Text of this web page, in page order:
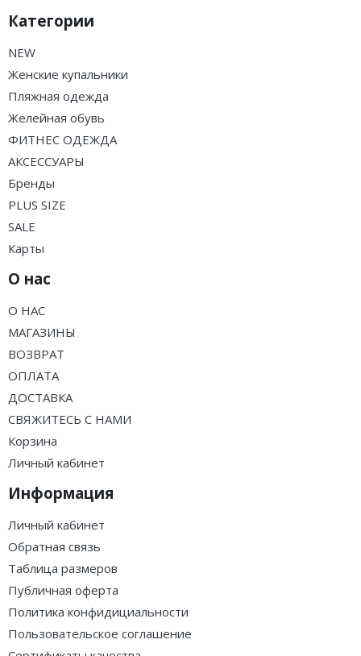
Категории
NEW
Женские купальники
Пляжная одежда
Желейная обувь
ФИТНЕС ОДЕЖДА
АКСЕССУАРЫ
Бренды
PLUS SIZE
SALE
Карты
О нас
О НАС
МАГАЗИНЫ
ВОЗВРАТ
ОПЛАТА
ДОСТАВКА
СВЯЖИТЕСЬ С НАМИ
Корзина
Личный кабинет
Информация
Личный кабинет
Обратная связь
Таблица размеров
Публичная оферта
Политика конфидициальности
Пользовательское соглашение